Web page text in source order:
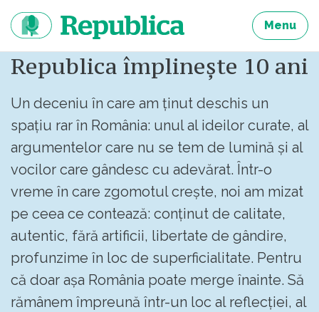
continut
Menu
Republica împlinește 10 ani
Un deceniu în care am ținut deschis un
spațiu rar în România: unul al ideilor curate, al
argumentelor care nu se tem de lumină și al
vocilor care gândesc cu adevărat. Într-o
vreme în care zgomotul crește, noi am mizat
pe ceea ce contează: conținut de calitate,
autentic, fără artificii, libertate de gândire,
profunzime în loc de superficialitate. Pentru
că doar așa România poate merge înainte. Să
rămânem împreună într-un loc al reflecției, al